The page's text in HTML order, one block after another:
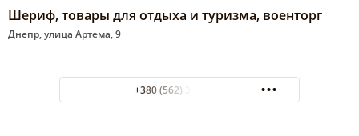
Шериф, товары для отдыха и туризма, военторг
Днепр, улица Артема, 9
+380 (562) 31-86-00